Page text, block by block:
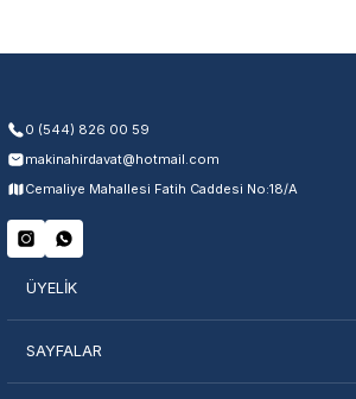
Servisi Nasıl Bulurum?
0 (544) 826 00 59
makinahirdavat@hotmail.com
Cemaliye Mahallesi Fatih Caddesi No:18/A
ÜYELİK
SAYFALAR